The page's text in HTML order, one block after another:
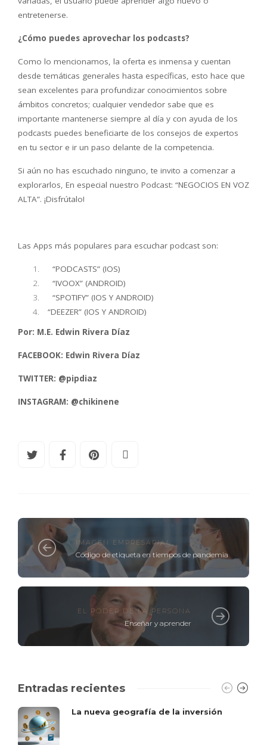
entretenerse.
¿Cómo puedes aprovechar los podcasts?
Como lo mencionamos, la oferta es inmensa y cuentan
desde temáticas generales hasta específicas, esto hace que
sean excelentes para profundizar conocimientos sobre
ámbitos concretos; cualquier vendedor sabe que es
importante mantenerse siempre al día y con ayuda de los
podcasts puedes beneficiarte de los consejos de expertos
en tu sector e ir un paso delante de la competencia.
Si aún no has escuchado ninguno, te invito a comenzar a
explorarlos, En especial nuestro Podcast: “NEGOCIOS EN VOZ
ALTA”. ¡Disfrútalo!
Las Apps más populares para escuchar podcast son:
“PODCASTS” (IOS)
“IVOOX” (ANDROID)
“SPOTIFY” (IOS Y ANDROID)
“DEEZER” (IOS Y ANDROID)
Por: M.E. Edwin Rivera Díaz
FACEBOOK: Edwin Rivera Díaz
TWITTER: @pipdiaz
INSTAGRAM: @chikinene
IMAGEN EMPRESARIAL
Código de etiqueta en tiempos de pandemia
EL PODER DE LA PERSONA
Enseñar y aprender
Entradas recientes
La nueva geografía de la inversión